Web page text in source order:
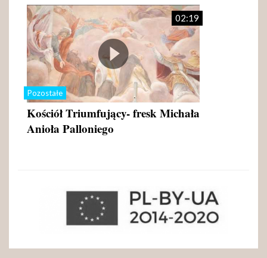
Pozostałe
02:19
Kościół Triumfujący- fresk Michała
Anioła Palloniego